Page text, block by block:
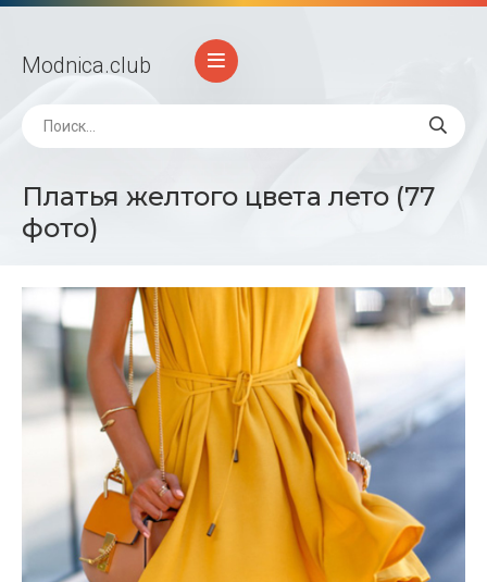
Modnica.club
Платья желтого цвета лето (77
фото)